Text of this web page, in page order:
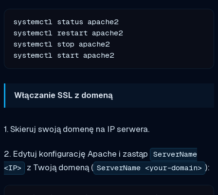
systemctl status apache2
systemctl restart apache2
systemctl stop apache2
Włączanie SSL z domeną
1. Skieruj swoją domenę na IP serwera.
2. Edytuj konfigurację Apache i zastąp
ServerName
<IP>
z Twoją domeną ( ServerName <your-domain> ):